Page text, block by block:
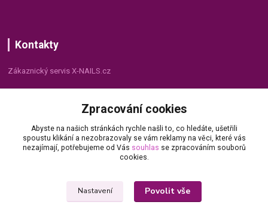
Kontakty
Zákaznický servis X-NAILS.cz
+420 735 055 075
info@x-nails.cz
Zpracování cookies
Abyste na našich stránkách rychle našli to, co hledáte, ušetřili
spoustu klikání a nezobrazovaly se vám reklamy na věci, které vás
nezajímají, potřebujeme od Vás souhlas se zpracováním souborů
cookies.
Nastavení Povolit vše